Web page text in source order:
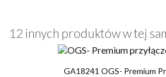
12 innych produktów w tej
GA18241 OGS- Premium